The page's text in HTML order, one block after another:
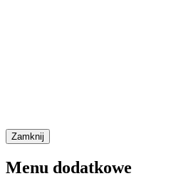
Zamknij
Menu dodatkowe